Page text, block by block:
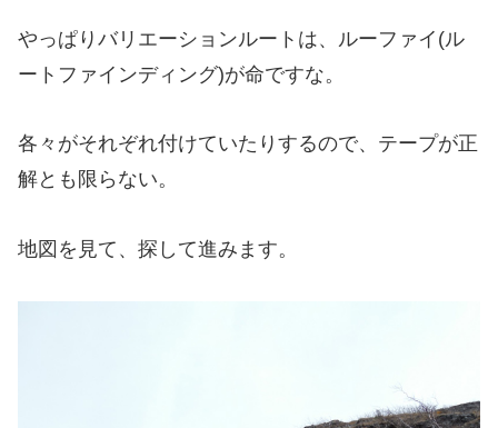
やっぱりバリエーションルートは、ルーファイ(ル
ートファインディング)が命ですな。
各々がそれぞれ付けていたりするので、テープが正
解とも限らない。
地図を見て、探して進みます。